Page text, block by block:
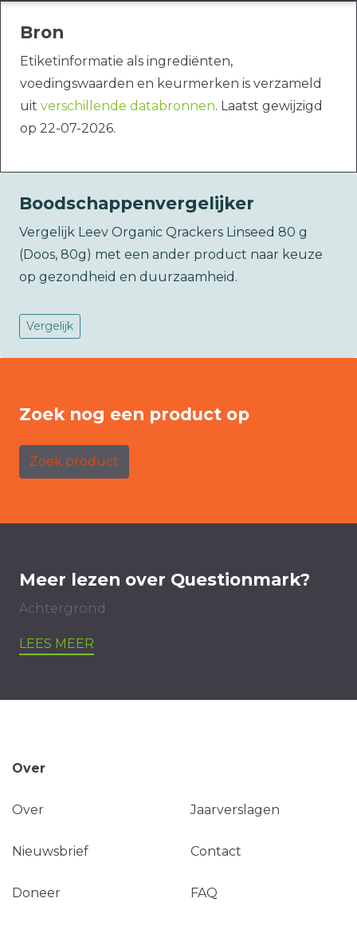
Bron
Etiketinformatie als ingrediënten,
voedingswaarden en keurmerken is verzameld
uit verschillende databronnen. Laatst gewijzigd
op 22-07-2026.
Boodschappenvergelijker
Vergelijk Leev Organic Qrackers Linseed 80 g
(Doos, 80g) met een ander product naar keuze
op gezondheid en duurzaamheid.
Vergelijk
Zoek nog een product op
Zoek product
Meer lezen over Questionmark?
Achtergrond
LEES MEER
Over
Over Jaarverslagen
Nieuwsbrief Contact
Doneer FAQ